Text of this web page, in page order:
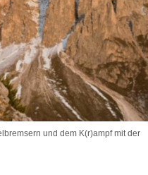
und dem K(r)ampf mit der